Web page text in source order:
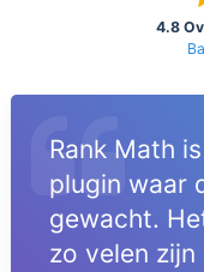
4.8
Rank Math
plugin waar
gewacht.
zo velen